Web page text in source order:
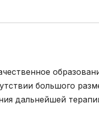
большого
дальнейшей